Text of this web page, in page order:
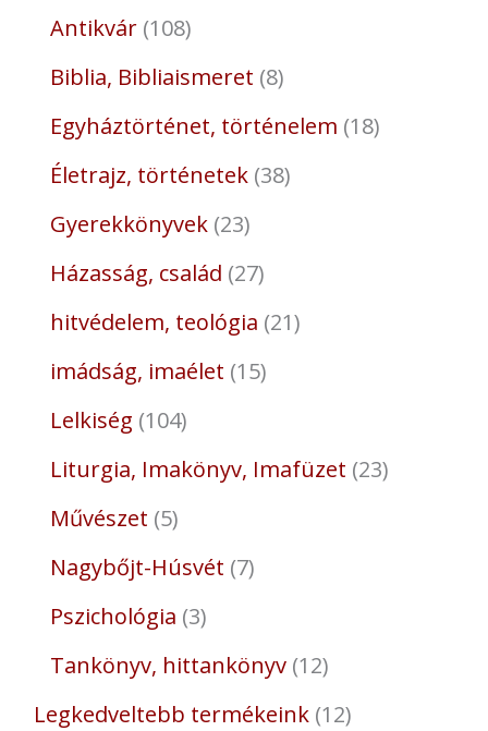
Antikvár 108
Biblia, Bibliaismeret 8
Egyháztörténet, történelem 18
Életrajz, történetek 38
Gyerekkönyvek 23
Házasság, család 27
hitvédelem, teológia 21
imádság, imaélet 15
Lelkiség 104
Liturgia, Imakönyv, Imafüzet 23
Művészet 5
Nagybőjt-Húsvét 7
Pszichológia 3
Tankönyv, hittankönyv 12
Legkedveltebb termékeink 12